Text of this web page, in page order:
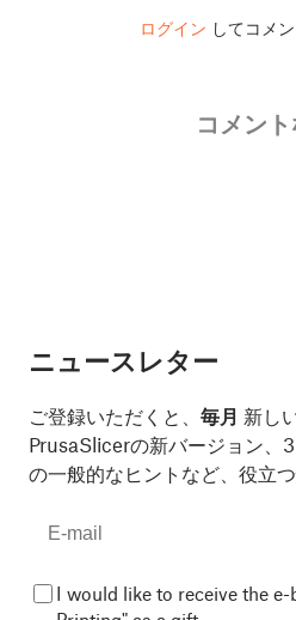
ログイン してコメ
コメン
ニュースレター
ご登録いただくと、 毎月 新し
PrusaSlicerの新バージョン、
の一般的なヒントなど、役立
I would like to receive the